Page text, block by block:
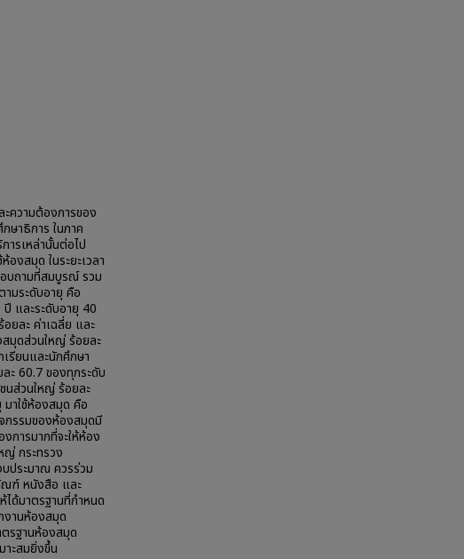
ความต้องการของ
ษาธิการ ในภาค
ารเหล่านั้นต่อไป
งสมุด ในระยะเวลา
บถามที่สมบูรณ์ รวม
มระดับอายุ คือ
และระดับอายุ 40
ยละ ค่าเฉลี่ย และ
สมุดส่วนใหญ่ ร้อยละ
รียนและนักศึกษา
ะ 60.7 ของทุกระดับ
นส่วนใหญ่ ร้อยละ
าใช้ห้องสมุด คือ
กรรมของห้องสมุดมี
การมากที่จะให้ห้อง
ญ่ กระทรวง
ประมาณ ควรร่วม
ฑ์ หนังสือ และ
ได้มาตรฐานที่กำหนด
งานห้องสมุด
รฐานห้องสมุด
าะสมยิ่งขึ้น